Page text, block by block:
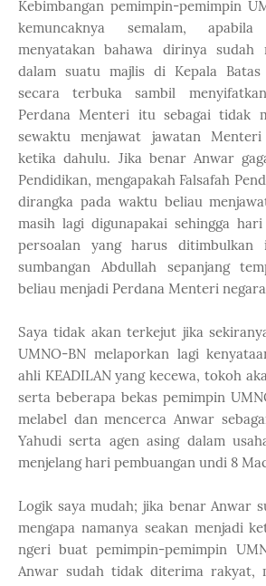
Kebimbangan pemimpin-pemimpin
kemuncaknya semalam,
menyatakan bahawa dirinya sudah
dalam suatu majlis di Kepala
secara terbuka sambil
Perdana Menteri itu sebagai tidak
sewaktu menjawat jawatan
ketika dahulu. Jika benar Anwar
Pendidikan, mengapakah Falsafah
dirangka pada waktu beliau
masih lagi digunapakai sehingga
persoalan yang harus ditimbulkan
sumbangan Abdullah sepanjang
beliau menjadi Perdana Menteri
Saya tidak akan terkejut jika
UMNO-BN melaporkan lagi
ahli KEADILAN yang kecewa, tokoh
serta beberapa bekas pemimpin
melabel dan mencerca Anwar
Yahudi serta agen asing dalam
menjelang hari pembuangan undi 8
Logik saya mudah; jika benar Anwar
mengapa namanya seakan menjadi
ngeri buat pemimpin-pemimpin
Anwar sudah tidak diterima rakyat,